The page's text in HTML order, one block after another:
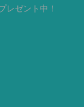
レゼント中！